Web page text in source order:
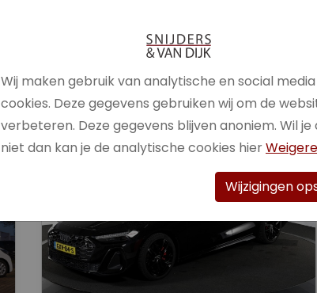
Elektrisch
Bekijk auto
Wij maken gebruik van analytische en social media
cookies. Deze gegevens gebruiken wij om de
verbeteren. Deze gegevens blijven anoniem. Wil je
niet dan kan je de analytische cookies hier
Wijzigingen